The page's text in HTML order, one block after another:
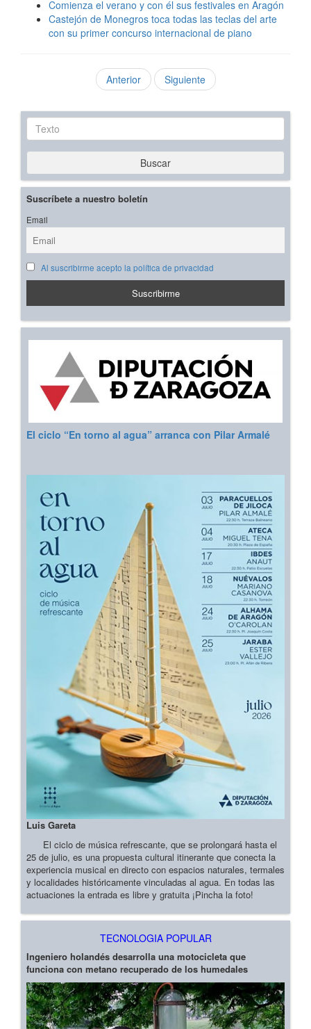
Comienza el verano y con él sus festivales en Aragón
Castejón de Monegros toca todas las teclas del arte
con su primer concurso internacional de piano
Anterior Siguiente
Texto
Buscar
Suscríbete a nuestro boletín
Email
Al suscribirme acepto la política de privacidad
El ciclo “En torno al agua” arranca con Pilar Armalé
Luis Gareta
El ciclo de música refrescante, que se prolongará hasta el
25 de julio, es una propuesta cultural itinerante que conecta la
experiencia musical en directo con espacios naturales, termales
y localidades históricamente vinculadas al agua. En todas las
actuaciones la entrada es libre y gratuita ¡Pincha la foto!
TECNOLOGIA POPULAR
Ingeniero holandés desarrolla una motocicleta que
funciona con metano recuperado de los humedales